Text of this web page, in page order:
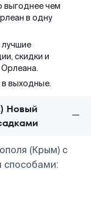
выгоднее чем
в одну
лучшие
скидки и
в выходные.
Новый
(Крым) с
способами: